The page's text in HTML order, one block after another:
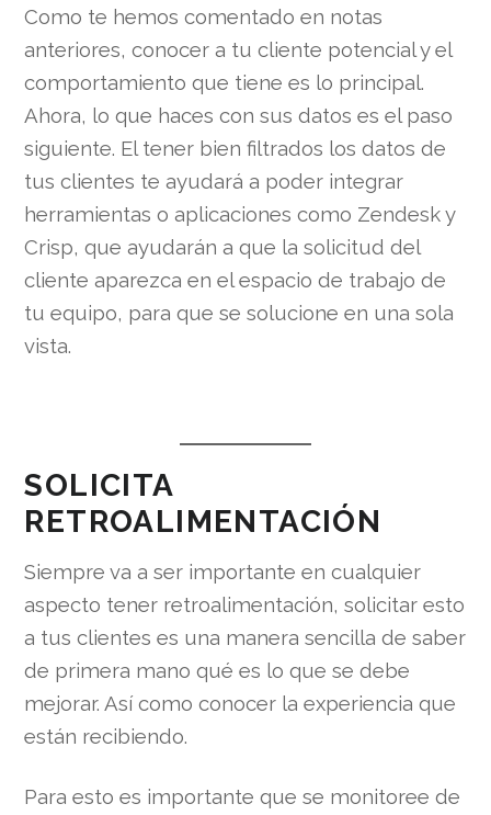
Como te hemos comentado en notas
anteriores, conocer a tu cliente potencial y el
comportamiento que tiene es lo principal.
Ahora, lo que haces con sus datos es el paso
siguiente. El tener bien filtrados los datos de
tus clientes te ayudará a poder integrar
herramientas o aplicaciones como Zendesk y
Crisp, que ayudarán a que la solicitud del
cliente aparezca en el espacio de trabajo de
tu equipo, para que se solucione en una sola
vista.
SOLICITA
RETROALIMENTACIÓN
Siempre va a ser importante en cualquier
aspecto tener retroalimentación, solicitar esto
a tus clientes es una manera sencilla de saber
de primera mano qué es lo que se debe
mejorar. Así como conocer la experiencia que
están recibiendo.
Para esto es importante que se monitoree de